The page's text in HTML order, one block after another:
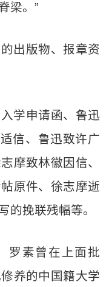
梁。”
出版物、报章资
学申请函、鲁迅
信、鲁迅致许广
摩致林徽因信、
原件、徐志摩逝
的挽联残幅等。
罗素曾在上面批
养的中国籍大学